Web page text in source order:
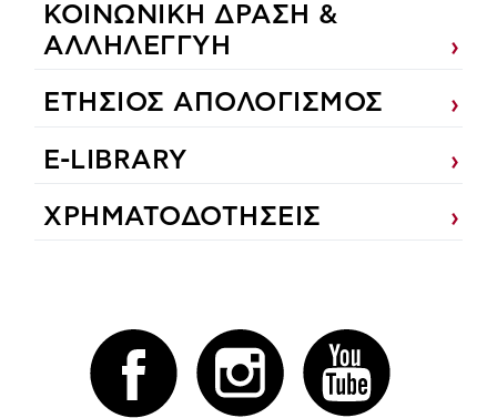
ΚΟΙΝΩΝΙΚΗ ΔΡΑΣΗ &
ΑΛΛΗΛΕΓΓΥΗ
ΕΤΗΣΙΟΣ ΑΠΟΛΟΓΙΣΜΟΣ
E-LIBRARY
ΧΡΗΜΑΤΟΔΟΤΗΣΕΙΣ